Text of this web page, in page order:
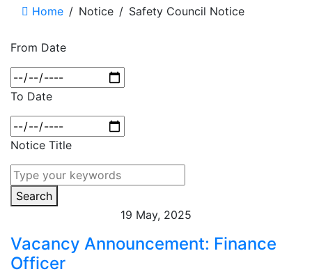
Home / Notice / Safety Council Notice
From Date
To Date
Notice Title
Search
19 May, 2025
Vacancy Announcement: Finance
Officer